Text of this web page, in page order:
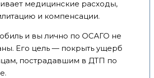
медицинские расходы,
и компенсации.
и вы лично по ОСАГО не
Его цель — покрыть ущерб
пострадавшим в ДТП по